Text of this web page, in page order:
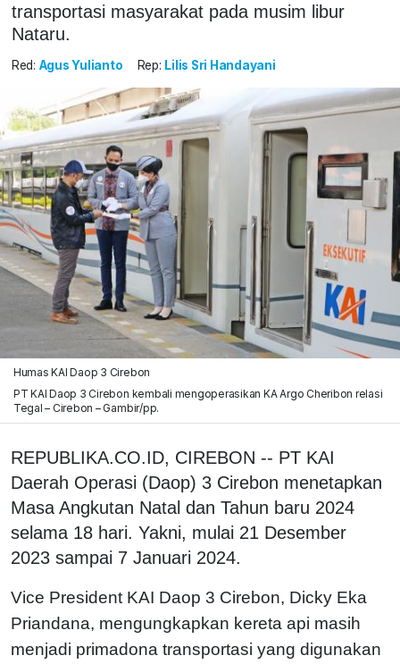
transportasi masyarakat pada musim libur
Nataru.
Red: Agus Yulianto Rep: Lilis Sri Handayani
Humas KAI Daop 3 Cirebon
PT KAI Daop 3 Cirebon kembali mengoperasikan KA Argo Cheribon relasi
Tegal – Cirebon – Gambir/pp.
REPUBLIKA.CO.ID, CIREBON -- PT KAI
Daerah Operasi (Daop) 3 Cirebon menetapkan
Masa Angkutan Natal dan Tahun baru 2024
selama 18 hari. Yakni, mulai 21 Desember
2023 sampai 7 Januari 2024.
Vice President KAI Daop 3 Cirebon, Dicky Eka
Priandana, mengungkapkan kereta api masih
menjadi primadona transportasi yang digunakan